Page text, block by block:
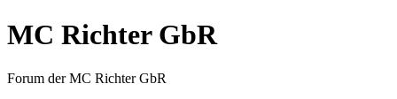
MC Richter GbR
Forum der MC Richter GbR